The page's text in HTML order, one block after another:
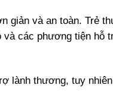
giản và an toàn. Trẻ
các phương tiện hỗ
lành thương, tuy